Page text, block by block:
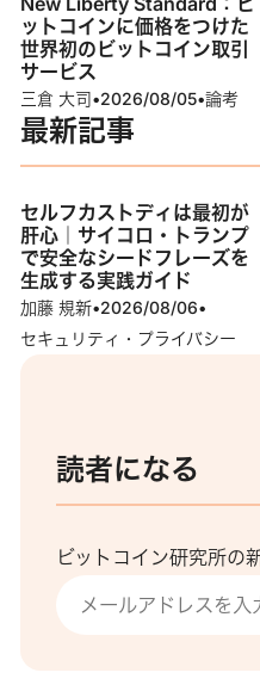
ットコインに価格をつけた
世界初のビットコイン取引
サービス
三倉 大司•2026/08/05•論考
最新記事
セルフカストディは最初が
肝心｜サイコロ・トランプ
で安全なシードフレーズを
生成する実践ガイド
加藤 規新•2026/08/06•
セキュリティ・プライバシー
読者になる
ビットコイン研究所の